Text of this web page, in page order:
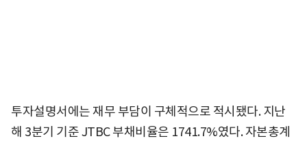
투자설명서에는 재무 부담이 구체적으로 적시됐다. 지난
해 3분기 기준 JTBC 부채비율은 1741.7%였다. 자본총계